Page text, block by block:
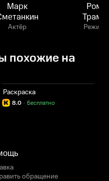
Марк
Актёр
похожие на
Раскраска
8.0 Бесплатно
·
обращение